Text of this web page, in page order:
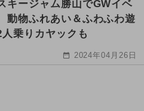
キージャム勝山でGWイベ
物ふれあい＆ふわふわ遊
乗りカヤックも
2024年04月26日